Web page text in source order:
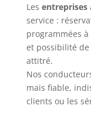
Les entreprises
service :
programmées
et possibilité
attitré.
Nos
mais fiable,
clients ou les